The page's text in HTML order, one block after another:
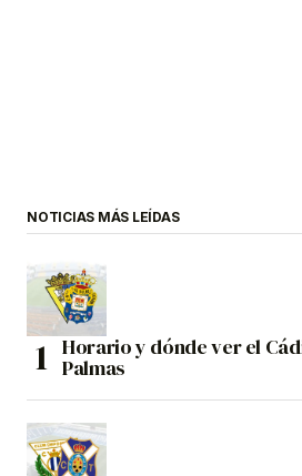
NOTICIAS MÁS LEÍDAS
Horario y dónde ver el
Palmas